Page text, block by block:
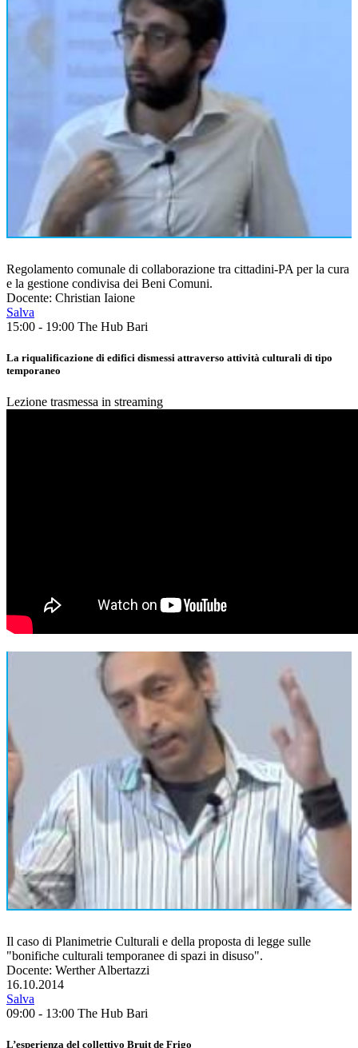
Regolamento comunale di collaborazione tra cittadini-PA per la cura
e la gestione condivisa dei Beni Comuni.
Docente: Christian Iaione
Salva
15:00 - 19:00 The Hub Bari
La riqualificazione di edifici dismessi attraverso attività culturali di tipo
temporaneo
Lezione trasmessa in streaming
Il caso di Planimetrie Culturali e della proposta di legge sulle
"bonifiche culturali temporanee di spazi in disuso".
Docente: Werther Albertazzi
16.10.2014
Salva
09:00 - 13:00 The Hub Bari
L’esperienza del collettivo Bruit de Frigo